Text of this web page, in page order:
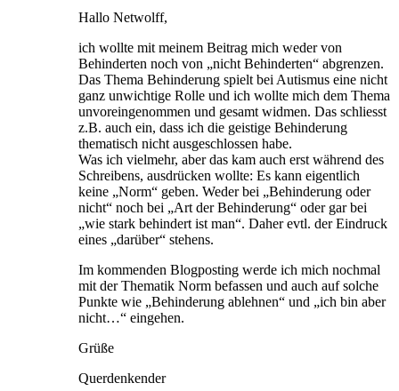
Hallo Netwolff,
ich wollte mit meinem Beitrag mich weder von
Behinderten noch von „nicht Behinderten“ abgrenzen.
Das Thema Behinderung spielt bei Autismus eine nicht
ganz unwichtige Rolle und ich wollte mich dem Thema
unvoreingenommen und gesamt widmen. Das schliesst
z.B. auch ein, dass ich die geistige Behinderung
thematisch nicht ausgeschlossen habe.
Was ich vielmehr, aber das kam auch erst während des
Schreibens, ausdrücken wollte: Es kann eigentlich
keine „Norm“ geben. Weder bei „Behinderung oder
nicht“ noch bei „Art der Behinderung“ oder gar bei
„wie stark behindert ist man“. Daher evtl. der Eindruck
eines „darüber“ stehens.
Im kommenden Blogposting werde ich mich nochmal
mit der Thematik Norm befassen und auch auf solche
Punkte wie „Behinderung ablehnen“ und „ich bin aber
nicht…“ eingehen.
Grüße
Querdenkender